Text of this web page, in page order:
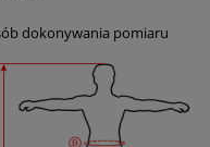
dokonywania pomiaru